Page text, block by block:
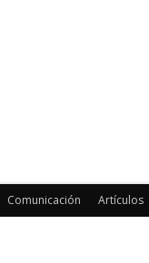
Comunicación Artículos